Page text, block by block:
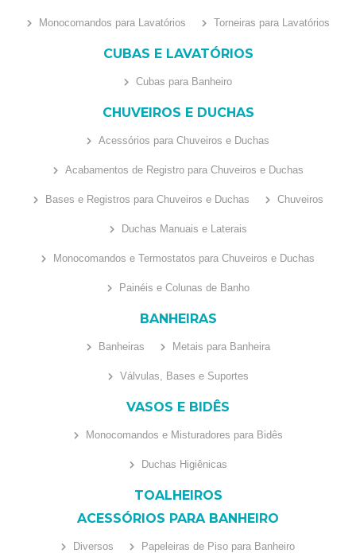
Monocomandos para Lavatórios Torneiras para Lavatórios
CUBAS E LAVATÓRIOS
Cubas para Banheiro
CHUVEIROS E DUCHAS
Acessórios para Chuveiros e Duchas
Acabamentos de Registro para Chuveiros e Duchas
Bases e Registros para Chuveiros e Duchas Chuveiros
Duchas Manuais e Laterais
Monocomandos e Termostatos para Chuveiros e Duchas
Painéis e Colunas de Banho
BANHEIRAS
Banheiras Metais para Banheira
Válvulas, Bases e Suportes
VASOS E BIDÊS
Monocomandos e Misturadores para Bidês
Duchas Higiênicas
TOALHEIROS
ACESSÓRIOS PARA BANHEIRO
Diversos Papeleiras de Piso para Banheiro